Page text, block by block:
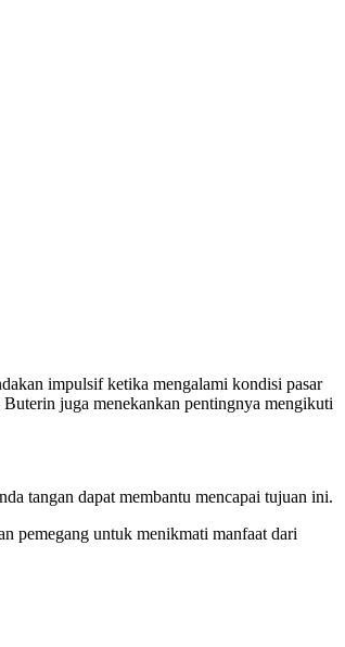
impulsif ketika mengalami kondisi pasar
juga menekankan pentingnya mengikuti
tangan dapat membantu mencapai tujuan ini.
pemegang untuk menikmati manfaat dari